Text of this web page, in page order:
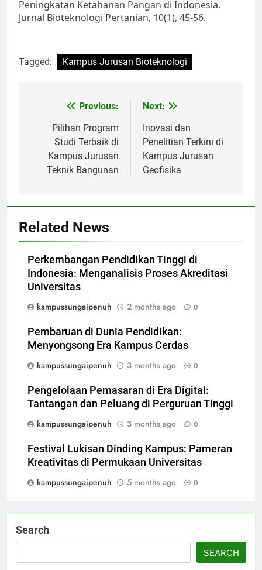
Peningkatan Ketahanan Pangan di Indonesia.
Jurnal Bioteknologi Pertanian, 10(1), 45-56.
Tagged: Kampus Jurusan Bioteknologi
navigation
Previous:
Pilihan Program
Studi Terbaik di
Kampus Jurusan
Teknik Bangunan
Next:
Inovasi dan
Penelitian Terkini di
Kampus Jurusan
Geofisika
Related News
Perkembangan Pendidikan Tinggi di
Indonesia: Menganalisis Proses Akreditasi
Universitas
kampussungaipenuh
2 months ago 0
Pembaruan di Dunia Pendidikan:
Menyongsong Era Kampus Cerdas
kampussungaipenuh
3 months ago 0
Pengelolaan Pemasaran di Era Digital:
Tantangan dan Peluang di Perguruan Tinggi
kampussungaipenuh
3 months ago 0
Festival Lukisan Dinding Kampus: Pameran
Kreativitas di Permukaan Universitas
kampussungaipenuh
5 months ago 0
Search
SEARCH